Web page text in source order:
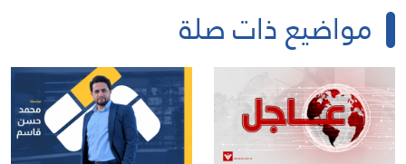
مواضيع ذات صلة